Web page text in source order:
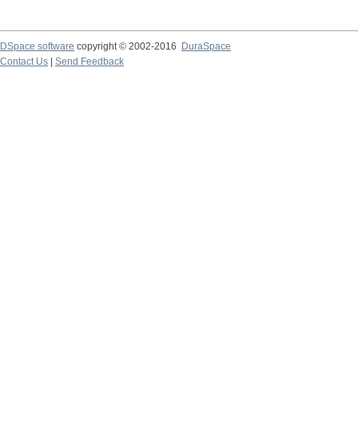
DSpace software copyright © 2002-2016
DuraSpace
Contact Us
Send Feedback